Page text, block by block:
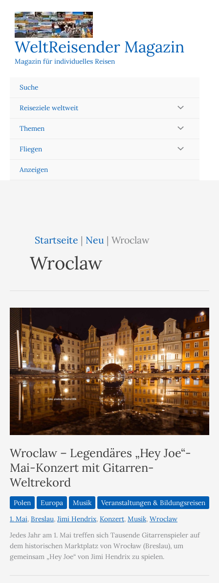
Inhalt
springen
WeltReisender Magazin
Magazin für individuelles Reisen
Suche
Reiseziele weltweit
Themen
Fliegen
Anzeigen
Startseite | Neu |Wroclaw
Wroclaw
Wroclaw – Legendäres „Hey Joe“-
Mai-Konzert mit Gitarren-
Weltrekord
Polen Europa Musik
Veranstaltungen & Bildungsreisen
1. Mai, Breslau, Jimi Hendrix, Konzert, Musik, Wroclaw
Jedes Jahr am 1. Mai treffen sich Tausende Gitarrenspieler auf
dem historischen Marktplatz von Wrocław (Breslau), um
gemeinsam „Hey Joe“ von Jimi Hendrix zu spielen.